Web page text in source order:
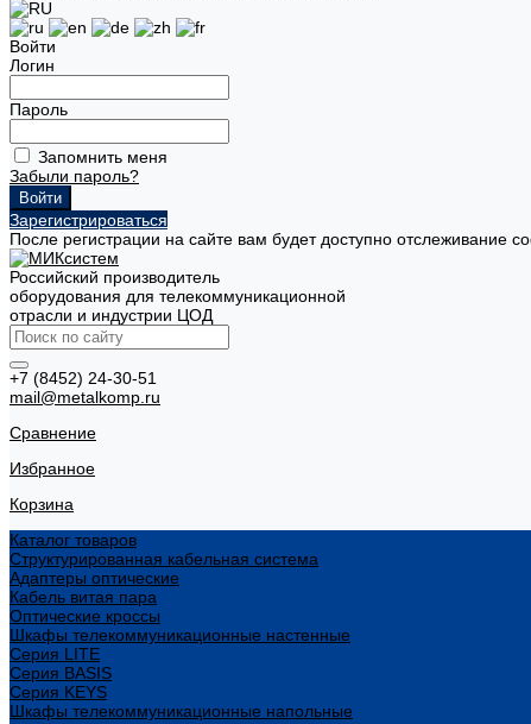
Войти
Логин
Пароль
Запомнить меня
Забыли пароль?
Зарегистрироваться
После регистрации на сайте вам будет доступно отслеживание
Российский производитель
оборудования для телекоммуникационной
отрасли и индустрии ЦОД
+7 (8452) 24-30-51
mail@metalkomp.ru
Сравнение
Избранное
Корзина
Каталог товаров
Структурированная кабельная система
Адаптеры оптические
Кабель витая пара
Оптические кроссы
Шкафы телекоммуникационные настенные
Cерия LITE
Cерия BASIS
Cерия KEYS
Шкафы телекоммуникационные напольные